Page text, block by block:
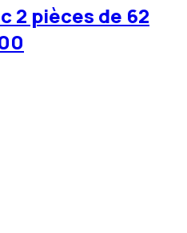
2 pièces de 62